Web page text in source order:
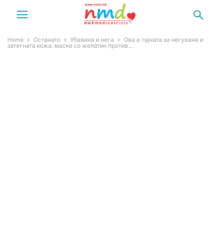
Home Останато Убавина и нега
Ова е тајната за негувана и
затегната кожа: маска со желатин против...